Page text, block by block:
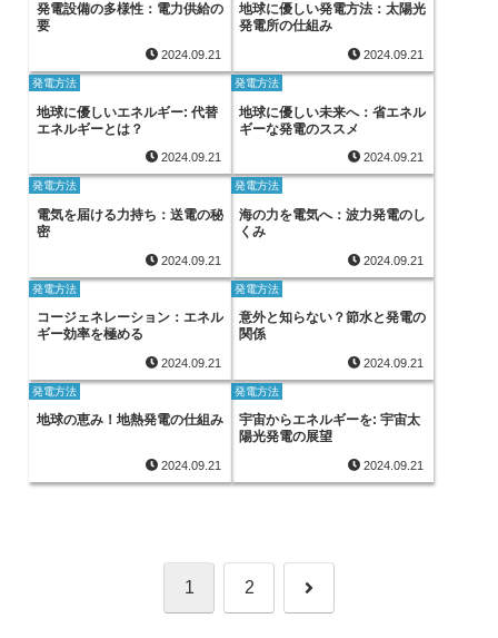
発電設備の多様性：電力供給の
要
2024.09.21
地球に優しい発電方法：太陽光
発電所の仕組み
2024.09.21
発電方法
地球に優しいエネルギー: 代替
エネルギーとは？
2024.09.21
発電方法
地球に優しい未来へ：省エネル
ギーな発電のススメ
2024.09.21
発電方法
電気を届ける力持ち：送電の秘
密
2024.09.21
発電方法
海の力を電気へ：波力発電のし
くみ
2024.09.21
発電方法
コージェネレーション：エネル
ギー効率を極める
2024.09.21
発電方法
意外と知らない？節水と発電の
関係
2024.09.21
発電方法
地球の恵み！地熱発電の仕組み
2024.09.21
発電方法
宇宙からエネルギーを: 宇宙太
陽光発電の展望
2024.09.21
1 2 次